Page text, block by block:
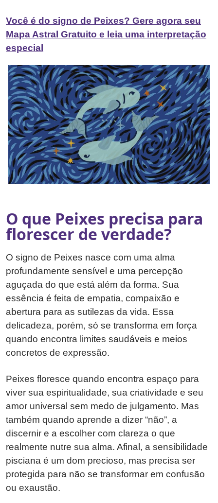
Você é do signo de Peixes? Gere agora seu
Mapa Astral Gratuito e leia uma interpretação
especial
O que Peixes precisa para
florescer de verdade?
O signo de Peixes nasce com uma alma
profundamente sensível e uma percepção
aguçada do que está além da forma. Sua
essência é feita de empatia, compaixão e
abertura para as sutilezas da vida. Essa
delicadeza, porém, só se transforma em força
quando encontra limites saudáveis e meios
concretos de expressão.
Peixes floresce quando encontra espaço para
viver sua espiritualidade, sua criatividade e seu
amor universal sem medo de julgamento. Mas
também quando aprende a dizer “não”, a
discernir e a escolher com clareza o que
realmente nutre sua alma. Afinal, a sensibilidade
pisciana é um dom precioso, mas precisa ser
protegida para não se transformar em confusão
ou exaustão.